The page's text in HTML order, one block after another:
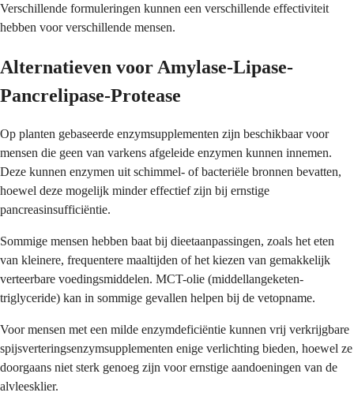
Verschillende formuleringen kunnen een verschillende effectiviteit
hebben voor verschillende mensen.
Alternatieven voor Amylase-Lipase-
Pancrelipase-Protease
Op planten gebaseerde enzymsupplementen zijn beschikbaar voor
mensen die geen van varkens afgeleide enzymen kunnen innemen.
Deze kunnen enzymen uit schimmel- of bacteriële bronnen bevatten,
hoewel deze mogelijk minder effectief zijn bij ernstige
pancreasinsufficiëntie.
Sommige mensen hebben baat bij dieetaanpassingen, zoals het eten
van kleinere, frequentere maaltijden of het kiezen van gemakkelijk
verteerbare voedingsmiddelen. MCT-olie (middellangeketen-
triglyceride) kan in sommige gevallen helpen bij de vetopname.
Voor mensen met een milde enzymdeficiëntie kunnen vrij verkrijgbare
spijsverteringsenzymsupplementen enige verlichting bieden, hoewel ze
doorgaans niet sterk genoeg zijn voor ernstige aandoeningen van de
alvleesklier.